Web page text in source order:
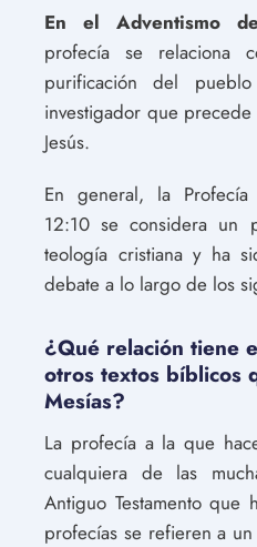
En el Adventismo
profecía se relaciona
purificación del
investigador que
Jesús.
En general, la Profecía
12:10 se considera un
teología cristiana y ha
debate a lo largo de los
¿Qué relación tiene
otros textos bíblicos
Mesías?
La profecía a la que
cualquiera de las
Antiguo Testamento que
profecías se refieren a